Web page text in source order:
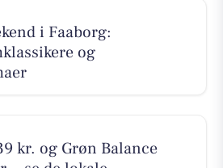
i Faaborg:
og
kr. og Grøn Balance